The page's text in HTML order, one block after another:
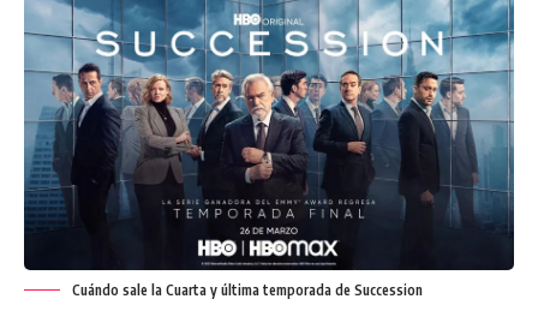
Cuándo sale la Cuarta y última temporada de Succession